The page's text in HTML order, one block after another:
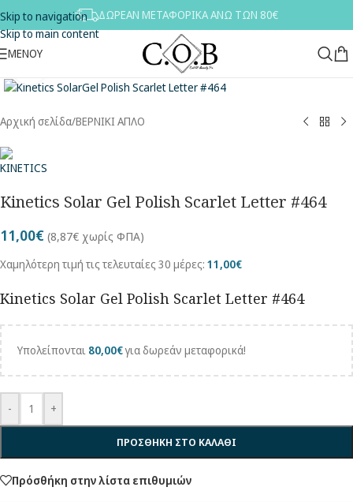
Skip to navigation
Skip to main content
ΔΩΡΕΑΝ ΜΕΤΑΦΟΡΙΚΑ ΑΝΩ ΤΩΝ 80€
ΜΕΝΟΥ
Αρχική σελίδα/ΒΕΡΝΙΚΙ ΑΠΛΟ
Kinetics Solar Gel Polish Scarlet Letter #464
11,00€ (8,87€ χωρίς ΦΠΑ)
Χαμηλότερη τιμή τις τελευταίες 30 μέρες: 11,00€
Kinetics Solar Gel Polish Scarlet Letter #464
Υπολείπονται 80,00€για δωρεάν μεταφορικά!
- +
ΠΡΟΣΘΗΚΗ ΣΤΟ ΚΑΛΑΘΙ
Πρόσθήκη στην λίστα επιθυμιών